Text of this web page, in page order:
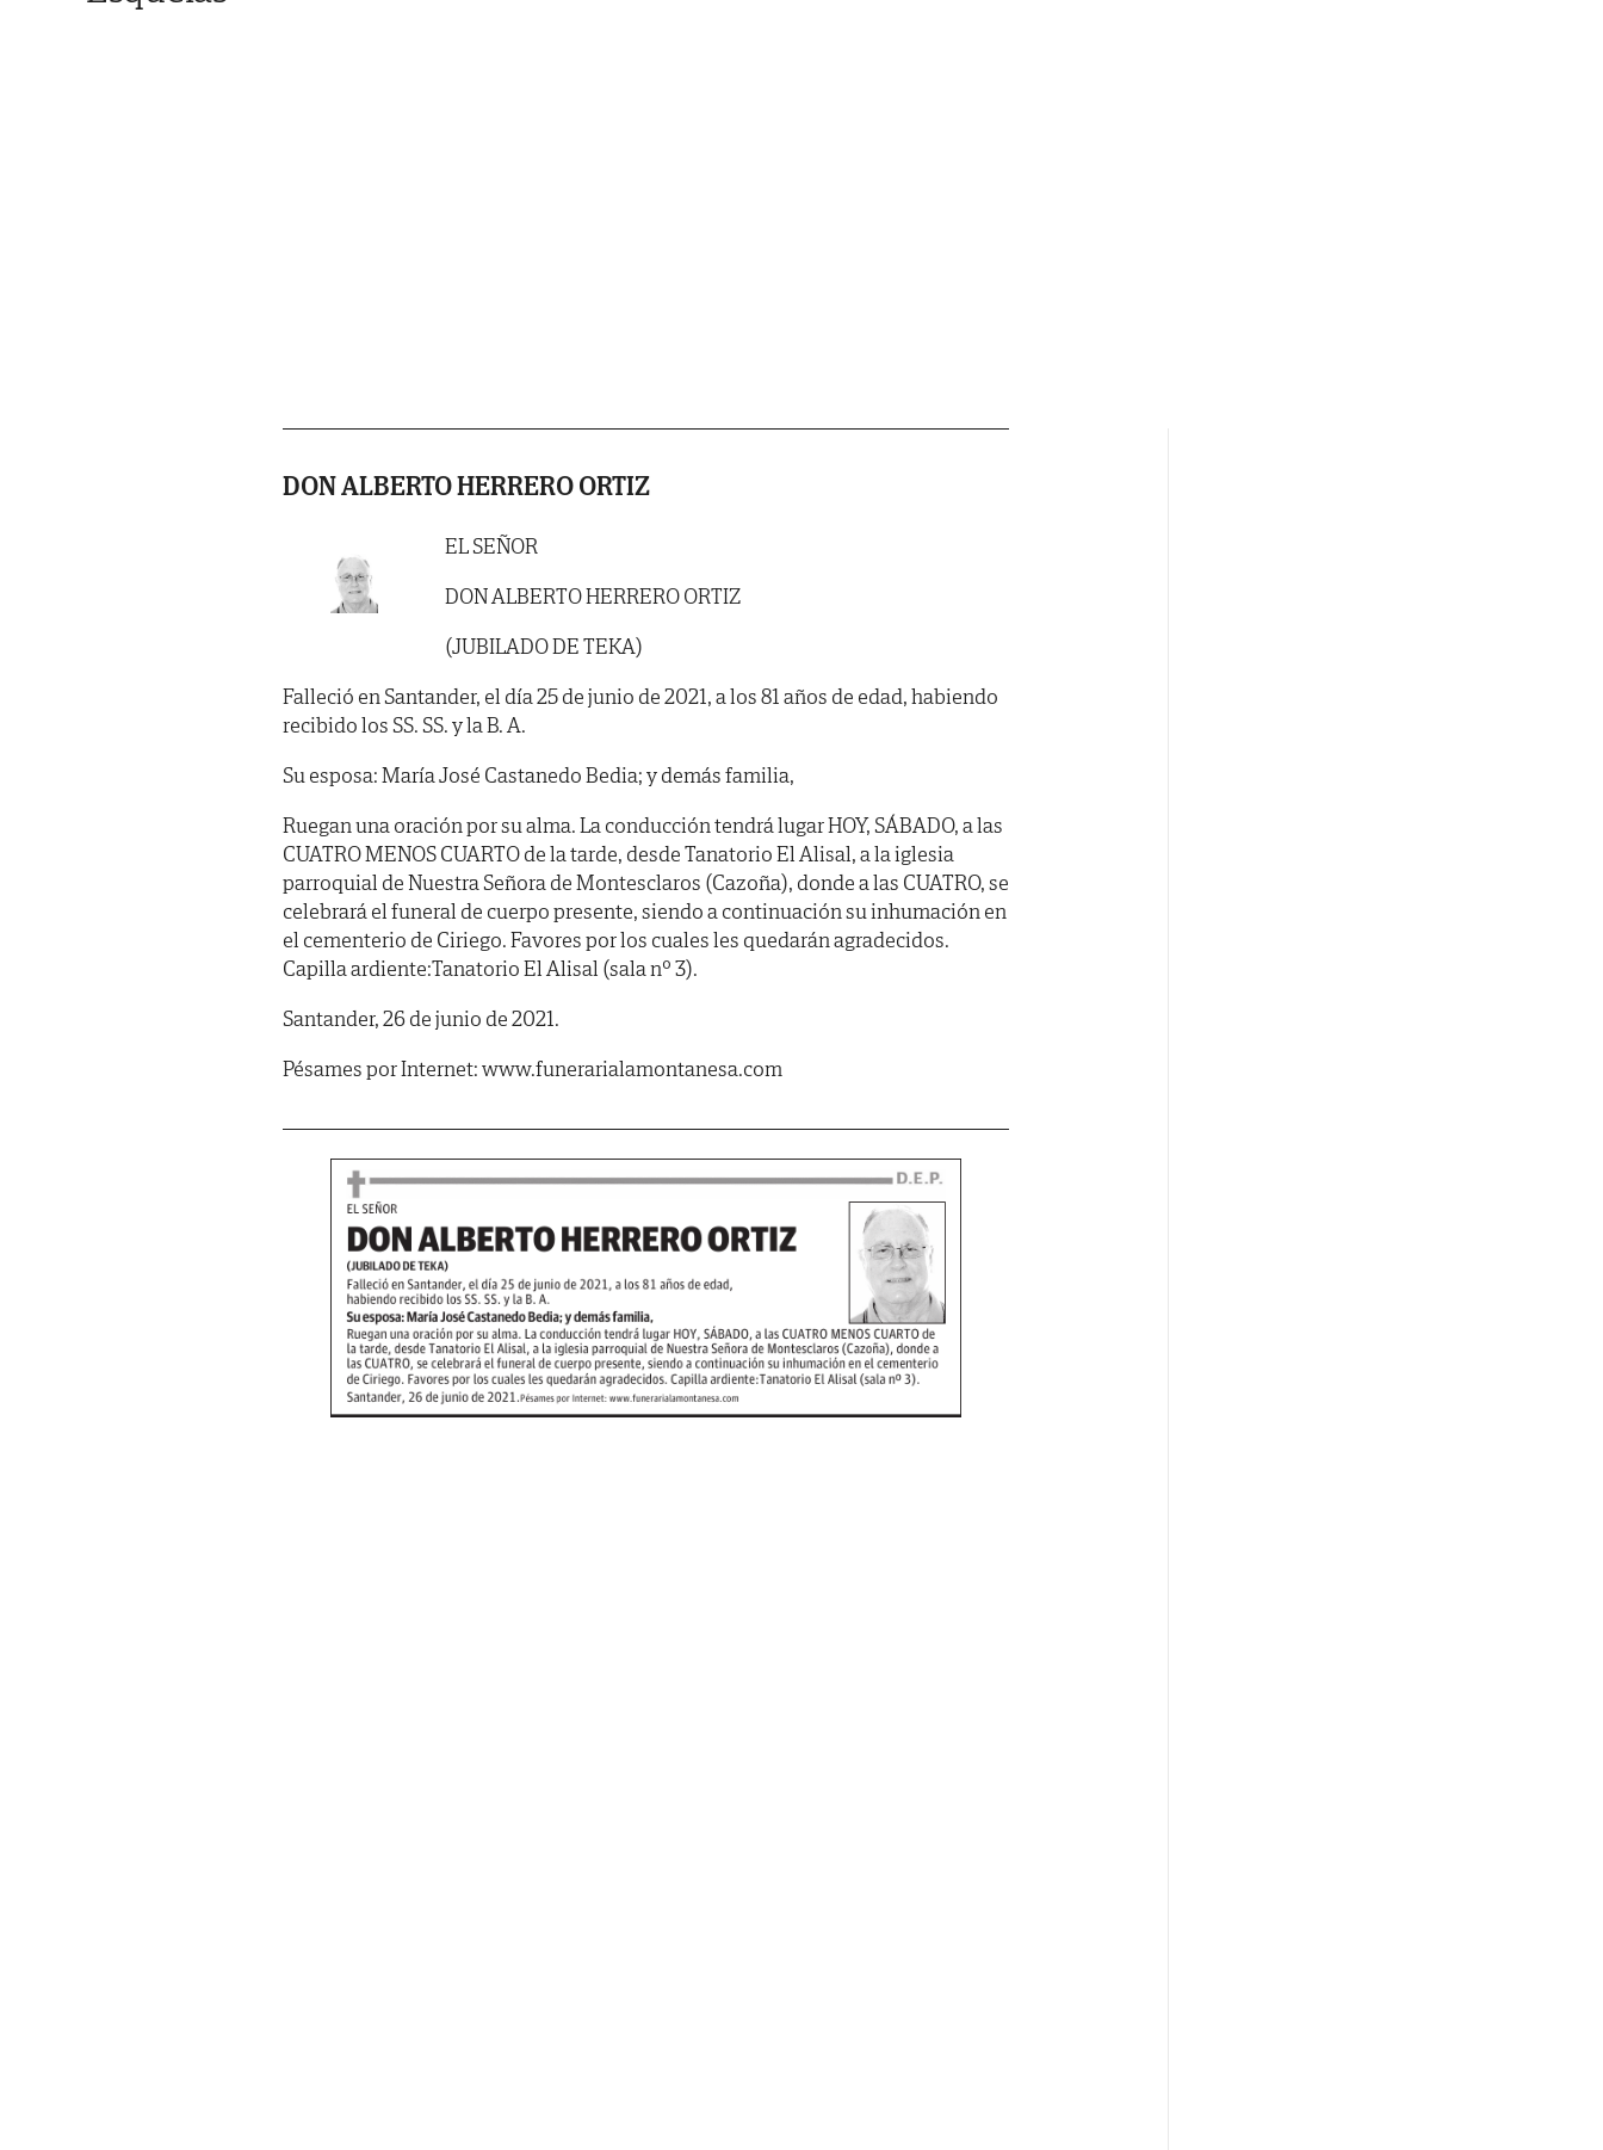
DON ALBERTO HERRERO ORTIZ
EL SEÑOR
DON ALBERTO HERRERO ORTIZ
(JUBILADO DE TEKA)
Falleció en Santander, el día 25 de junio de 2021, a los 81 años de edad, habiendo
recibido los SS. SS. y la B. A.
Su esposa: María José Castanedo Bedia; y demás familia,
Ruegan una oración por su alma. La conducción tendrá lugar HOY, SÁBADO, a las
CUATRO MENOS CUARTO de la tarde, desde Tanatorio El Alisal, a la iglesia
parroquial de Nuestra Señora de Montesclaros (Cazoña), donde a las CUATRO, se
celebrará el funeral de cuerpo presente, siendo a continuación su inhumación en
el cementerio de Ciriego. Favores por los cuales les quedarán agradecidos.
Capilla ardiente:Tanatorio El Alisal (sala nº 3).
Santander, 26 de junio de 2021.
Pésames por Internet: www.funerarialamontanesa.com